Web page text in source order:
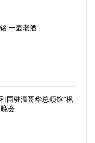
一壶老酒
国驻温哥华总领馆“枫
会